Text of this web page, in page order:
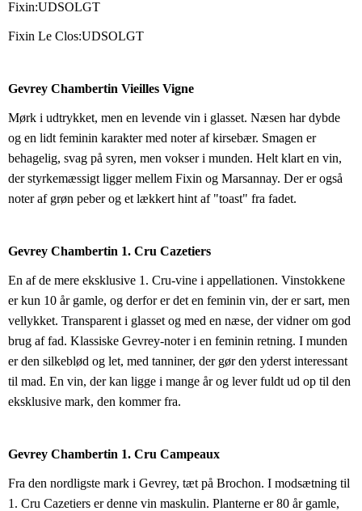
Fixin:UDSOLGT
Fixin Le Clos:UDSOLGT
Gevrey Chambertin Vieilles Vigne
Mørk i udtrykket, men en levende vin i glasset. Næsen har dybde
og en lidt feminin karakter med noter af kirsebær. Smagen er
behagelig, svag på syren, men vokser i munden. Helt klart en vin,
der styrkemæssigt ligger mellem Fixin og Marsannay. Der er også
noter af grøn peber og et lækkert hint af "toast" fra fadet.
Gevrey Chambertin 1. Cru Cazetiers
En af de mere eksklusive 1. Cru-vine i appellationen. Vinstokkene
er kun 10 år gamle, og derfor er det en feminin vin, der er sart, men
vellykket. Transparent i glasset og med en næse, der vidner om god
brug af fad. Klassiske Gevrey-noter i en feminin retning. I munden
er den silkeblød og let, med tanniner, der gør den yderst interessant
til mad. En vin, der kan ligge i mange år og lever fuldt ud op til den
eksklusive mark, den kommer fra.
Gevrey Chambertin 1. Cru Campeaux
Fra den nordligste mark i Gevrey, tæt på Brochon. I modsætning til
1. Cru Cazetiers er denne vin maskulin. Planterne er 80 år gamle,